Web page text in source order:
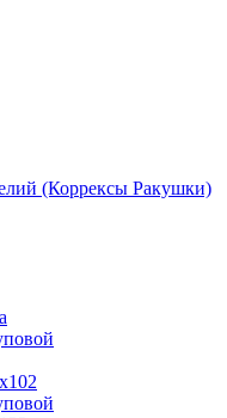
(Коррексы Ракушки)